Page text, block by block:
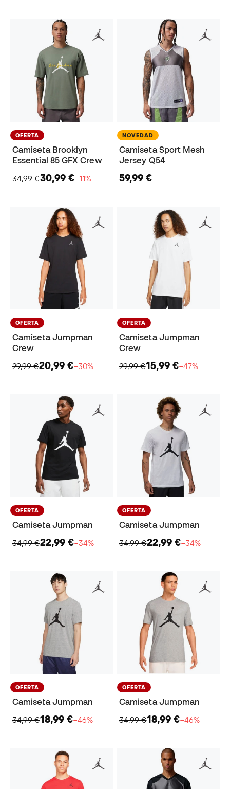
OFERTA
Camiseta Brooklyn
Essential 85 GFX Crew
34,99 €30,99 €−11%
NOVEDAD
Camiseta Sport Mesh
Jersey Q54
59,99 €
OFERTA
Camiseta Jumpman
Crew
29,99 €20,99 €−30%
OFERTA
Camiseta Jumpman
Crew
29,99 €15,99 €−47%
OFERTA
Camiseta Jumpman
34,99 €22,99 €−34%
OFERTA
Camiseta Jumpman
34,99 €22,99 €−34%
OFERTA
Camiseta Jumpman
34,99 €18,99 €−46%
OFERTA
Camiseta Jumpman
34,99 €18,99 €−46%